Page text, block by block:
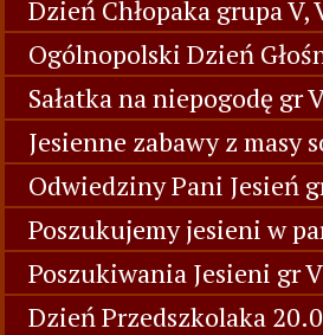
Dzień Chłopaka grupa V,
Ogólnopolski Dzień
Sałatka na niepogodę gr
Jesienne zabawy z masy
Odwiedziny Pani Jesień
Poszukujemy jesieni w
Poszukiwania Jesieni gr V
Dzień Przedszkolaka